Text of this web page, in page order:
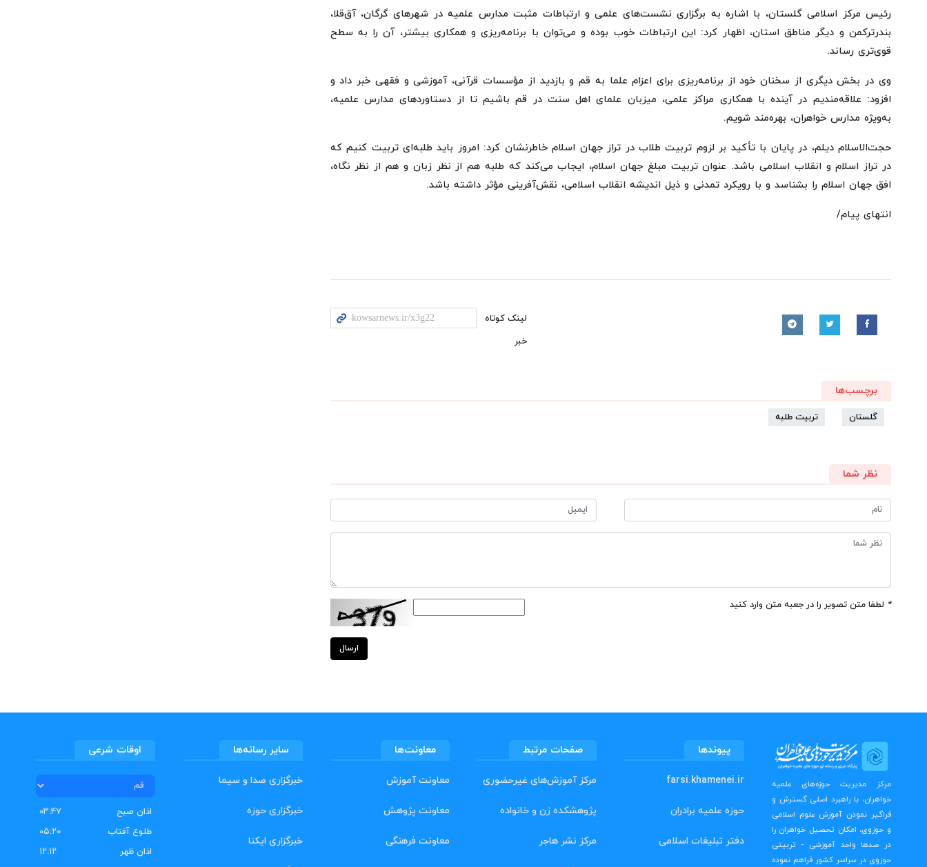
رئیس مرکز اسلامی گلستان، با اشاره به برگزاری نشست‌های علمی و ارتباطات مثبت مدارس علمیه در شهرهای گرگان، آق‌قلا،
بندرترکمن و دیگر مناطق استان، اظهار کرد: این ارتباطات خوب بوده و می‌توان با برنامه‌ریزی و همکاری بیشتر، آن را به سطح
قوی‌تری رساند.
وی در بخش دیگری از سخنان خود از برنامه‌ریزی برای اعزام علما به قم و بازدید از مؤسسات قرآنی، آموزشی و فقهی خبر داد و
افزود: علاقه‌مندیم در آینده با همکاری مراکز علمی، میزبان علمای اهل سنت در قم باشیم تا از دستاوردهای مدارس علمیه،
به‌ویژه مدارس خواهران، بهره‌مند شویم.
حجت‌الاسلام دیلم، در پایان با تأکید بر لزوم تربیت طلاب در تراز جهان اسلام خاطرنشان کرد: امروز باید طلبه‌ای تربیت کنیم که
در تراز اسلام و انقلاب اسلامی باشد. عنوان تربیت مبلغ جهان اسلام، ایجاب می‌کند که طلبه هم از نظر زبان و هم از نظر نگاه،
افق جهان اسلام را بشناسد و با رویکرد تمدنی و ذیل اندیشه انقلاب اسلامی، نقش‌آفرینی مؤثر داشته باشد.
انتهای پیام/
لینک کوتاه
خبر
برچسب‌ها
گلستان تربیت طلبه
نظر شما
* لطفا متن تصویر را در جعبه متن وارد کنید
ارسال
مرکز مدیریت حوزه‌های علمیه
خواهران، با راهبرد اصلی گسترش و
فراگیر نمودن آموزش علوم اسلامی
و حوزوی، امکان تحصیل خواهران را
در صدها واحد آموزشی - تربیتی
حوزوی در سراسر کشور فراهم نموده
پیوندها
farsi.khamenei.ir
حوزه علمیه برادران
دفتر تبلیغات اسلامی
صفحات مرتبط
مرکز آموزش‌های غیرحضوری
پژوهشکده زن و خانواده
مرکز نشر هاجر
معاونت‌ها
معاونت آموزش
معاونت پژوهش
معاونت فرهنگی
سایر رسانه‌ها
خبرگزاری صدا و سیما
خبرگزاری حوزه
خبرگزاری ایکنا
اوقات شرعی
اذان صبح
۰۳:۴۷
طلوع آفتاب
۰۵:۲۰
اذان ظهر
۱۲:۱۲